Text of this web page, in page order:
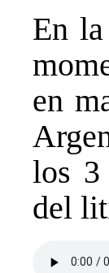
En
en
los 3
del